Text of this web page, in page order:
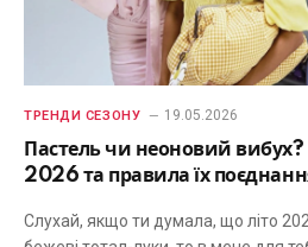
ТРЕНДИ СЕЗОНУ 19.05.2026
Пастель чи неоновий вибух?
2026 та правила їх
Слухай, якщо ти думала, що літо